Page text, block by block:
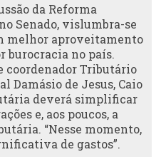
da Reforma
Senado, vislumbra-se
melhor aproveitamento
burocracia no país.
coordenador Tributário
Damásio de Jesus, Caio
deverá simplificar
e, aos poucos, a
“Nesse momento,
de gastos”.